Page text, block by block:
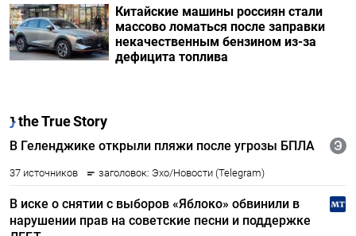
Китайские машины россиян стали
массово ломаться после заправки
некачественным бензином из-за
дефицита топлива